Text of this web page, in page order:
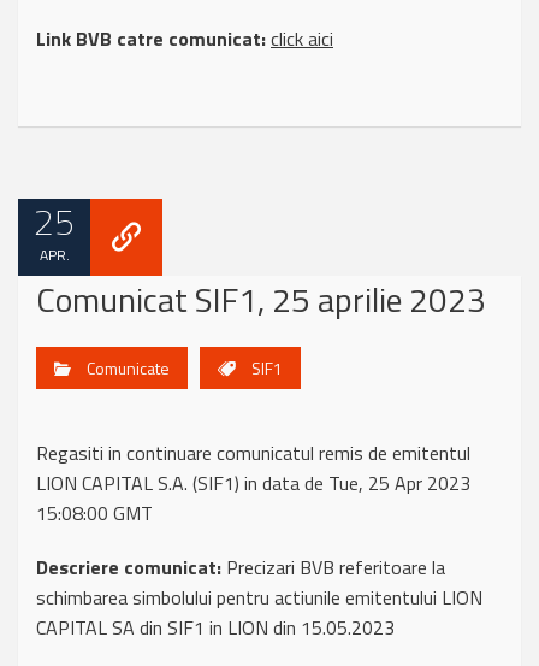
Link BVB catre comunicat:click aici
25
APR.
Comunicat SIF1, 25 aprilie 2023
Comunicate SIF1
Regasiti in continuare comunicatul remis de emitentul
LION CAPITAL S.A. (SIF1) in data de Tue, 25 Apr 2023
15:08:00 GMT
Descriere comunicat: Precizari BVB referitoare la
schimbarea simbolului pentru actiunile emitentului LION
CAPITAL SA din SIF1 in LION din 15.05.2023